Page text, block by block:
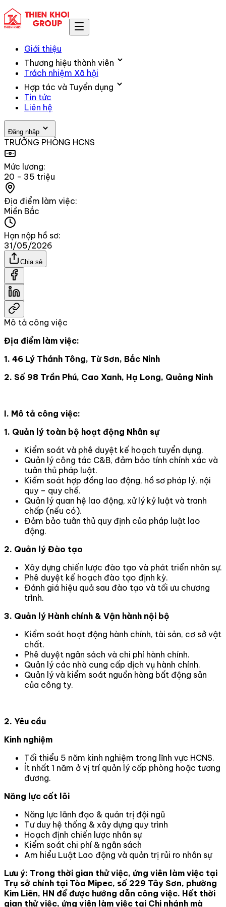
Giới thiệu
Thương hiệu thành viên
Trách nhiệm Xã hội
Hợp tác và Tuyển dụng
Tin tức
Liên hệ
Đăng nhập
TRƯỞNG PHÒNG HCNS
Mức lương:
20 - 35 triệu
Địa điểm làm việc:
Miền Bắc
Hạn nộp hồ sơ:
31/05/2026
Chia sẻ
Mô tả công việc
Địa điểm làm việc:
1. 46 Lý Thánh Tông, Từ Sơn, Bắc Ninh
2. Số 98 Trần Phú, Cao Xanh, Hạ Long, Quảng Ninh
I. Mô tả công việc:
1. Quản lý toàn bộ hoạt động Nhân sự
Kiểm soát và phê duyệt kế hoạch tuyển dụng.
Quản lý công tác C&B, đảm bảo tính chính xác và
tuân thủ pháp luật.
Kiểm soát hợp đồng lao động, hồ sơ pháp lý, nội
quy – quy chế.
Quản lý quan hệ lao động, xử lý kỷ luật và tranh
chấp (nếu có).
Đảm bảo tuân thủ quy định của pháp luật lao
động.
2. Quản lý Đào tạo
Xây dựng chiến lược đào tạo và phát triển nhân sự.
Phê duyệt kế hoạch đào tạo định kỳ.
Đánh giá hiệu quả sau đào tạo và tối ưu chương
trình.
3. Quản lý Hành chính & Vận hành nội bộ
Kiểm soát hoạt động hành chính, tài sản, cơ sở vật
chất.
Phê duyệt ngân sách và chi phí hành chính.
Quản lý các nhà cung cấp dịch vụ hành chính.
Quản lý và kiểm soát nguồn hàng bất động sản
của công ty.
2. Yêu cầu
Kinh nghiệm
Tối thiểu 5 năm kinh nghiệm trong lĩnh vực HCNS.
Ít nhất 1 năm ở vị trí quản lý cấp phòng hoặc tương
đương.
Năng lực cốt lõi
Năng lực lãnh đạo & quản trị đội ngũ
Tư duy hệ thống & xây dựng quy trình
Hoạch định chiến lược nhân sự
Kiểm soát chi phí & ngân sách
Am hiểu Luật Lao động và quản trị rủi ro nhân sự
Lưu ý: Trong thời gian thử việc, ứng viên làm việc tại
Trụ sở chính tại Tòa Mipec, số 229 Tây Sơn, phường
Kim Liên, HN để được hướng dẫn công việc. Hết thời
gian thử việc, ứng viên làm việc tại Chi nhánh mà